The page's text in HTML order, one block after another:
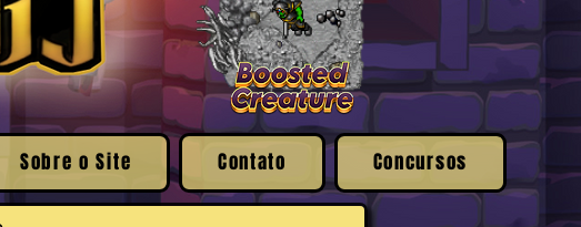
Sobre o Site Contato Concursos